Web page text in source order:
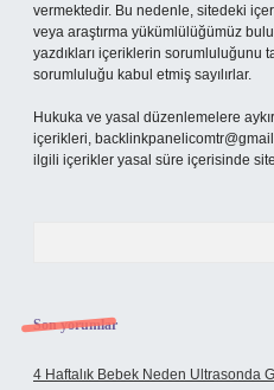
vermektedir. Bu nedenle, sitedeki
veya araştırma yükümlülüğümüz
yazdıkları içeriklerin sorumluluğunu
sorumluluğu kabul etmiş sayılırlar.
Hukuka ve yasal düzenlemelere
içerikleri,
ilgili içerikler yasal süre içerisinde
Son yorumlar
4 Haftalık Bebek Neden Ultrasonda